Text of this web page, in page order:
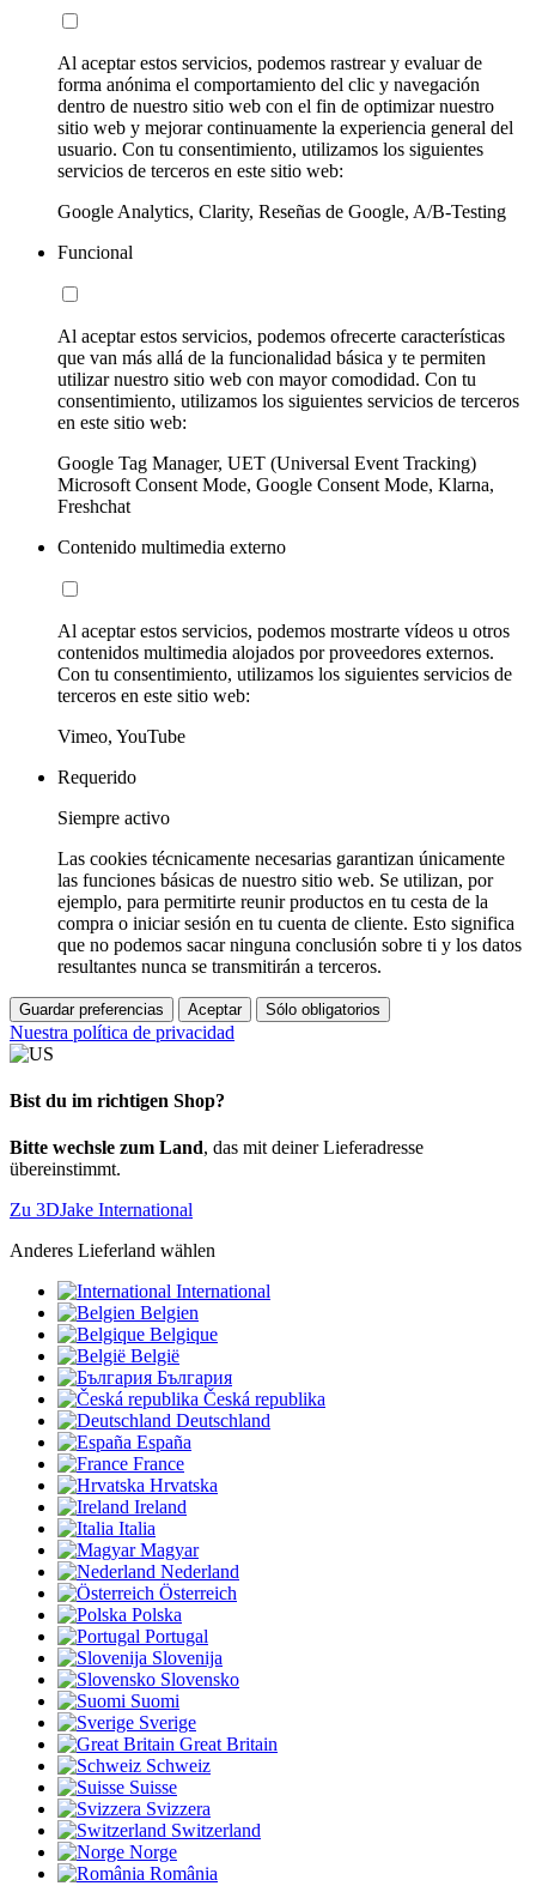
Al aceptar estos servicios, podemos rastrear y evaluar de
forma anónima el comportamiento del clic y navegación
dentro de nuestro sitio web con el fin de optimizar nuestro
sitio web y mejorar continuamente la experiencia general del
usuario. Con tu consentimiento, utilizamos los siguientes
servicios de terceros en este sitio web:
Google Analytics, Clarity, Reseñas de Google, A/B-Testing
Funcional
Al aceptar estos servicios, podemos ofrecerte características
que van más allá de la funcionalidad básica y te permiten
utilizar nuestro sitio web con mayor comodidad. Con tu
consentimiento, utilizamos los siguientes servicios de terceros
en este sitio web:
Google Tag Manager, UET (Universal Event Tracking)
Microsoft Consent Mode, Google Consent Mode, Klarna,
Freshchat
Contenido multimedia externo
Al aceptar estos servicios, podemos mostrarte vídeos u otros
contenidos multimedia alojados por proveedores externos.
Con tu consentimiento, utilizamos los siguientes servicios de
terceros en este sitio web:
Vimeo, YouTube
Requerido
Siempre activo
Las cookies técnicamente necesarias garantizan únicamente
las funciones básicas de nuestro sitio web. Se utilizan, por
ejemplo, para permitirte reunir productos en tu cesta de la
compra o iniciar sesión en tu cuenta de cliente. Esto significa
que no podemos sacar ninguna conclusión sobre ti y los datos
resultantes nunca se transmitirán a terceros.
Guardar preferencias Aceptar Sólo obligatorios
Nuestra política de privacidad
Bist du im richtigen Shop?
Bitte wechsle zum Land, das mit deiner Lieferadresse
übereinstimmt.
Zu 3DJake International
Anderes Lieferland wählen
International
Belgien
Belgique
België
България
Česká republika
Deutschland
España
France
Hrvatska
Ireland
Italia
Magyar
Nederland
Österreich
Polska
Portugal
Slovenija
Slovensko
Suomi
Sverige
Great Britain
Schweiz
Suisse
Svizzera
Switzerland
Norge
România